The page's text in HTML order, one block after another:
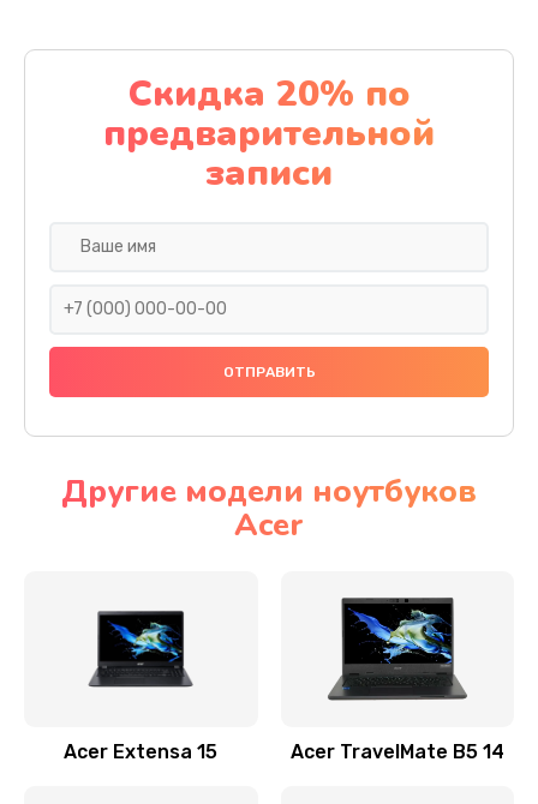
Заказать
Чистка от пыли
1060 руб.
Заказать
Ремонт подсветки
Настройка BIOS
Замена видеочипа
Заказать
Скидка 20% по
предварительной
записи
Другие модели ноутбуков
Acer
Acer Extensa 15 Acer TravelMate B5 14